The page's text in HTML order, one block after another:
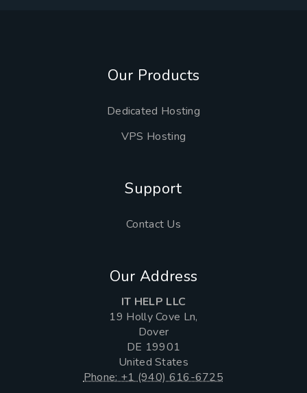
Our Products
Dedicated Hosting
VPS Hosting
Support
Contact Us
Our Address
IT HELP LLC
19 Holly Cove Ln,
Dover
DE 19901
United States
Phone: +1 (940) 616-6725